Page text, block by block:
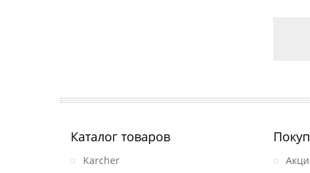
Каталог товаров
Karcher